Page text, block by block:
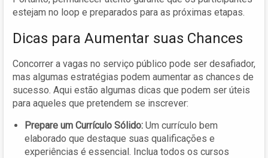
estejam no loop e preparados para as próximas etapas.
Dicas para Aumentar suas Chances
Concorrer a vagas no serviço público pode ser desafiador,
mas algumas estratégias podem aumentar as chances de
sucesso. Aqui estão algumas dicas que podem ser úteis
para aqueles que pretendem se inscrever:
Prepare um Currículo Sólido: Um currículo bem
elaborado que destaque suas qualificações e
experiências é essencial. Inclua todos os cursos